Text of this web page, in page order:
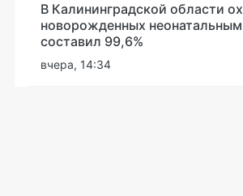
В Калининградской области
новорожденных
составил 99,6%
вчера, 14:34